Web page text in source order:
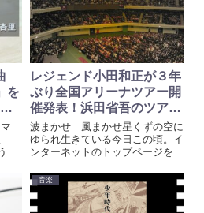
を
ユ
れ
編
と
レジェンド小田和正が３年
ぶり全国アリーナツアー開
催発表！浜田省吾のツアー
開催に期待
波まかせ 風まかせ星くずの空に
ゆられ生きている今日この頃。イ
ンターネットのトップページを
だけれど、今朝は わたし好みの
レジェンドのニュースが多く表示
されていた。レジェンドのニュー
音楽